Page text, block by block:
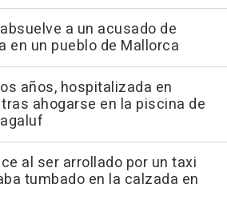
a un acusado de
en un pueblo de Mallorca
años, hospitalizada en
ahogarse en la piscina de
al ser arrollado por un taxi
tumbado en la calzada en